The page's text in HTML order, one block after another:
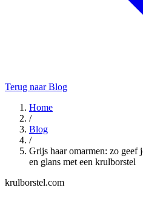
Terug naar Blog
Home
/
Blog
/
Grijs haar omarmen: zo
en glans met een krulborstel
krulborstel.com